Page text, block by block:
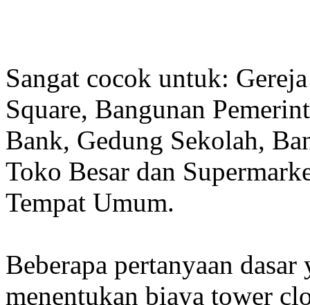
Sangat cocok untuk:
Square, Bangunan
Bank, Gedung Sekolah,
Toko Besar dan
Tempat Umum.
Beberapa pertanyaan
menentukan biaya tower